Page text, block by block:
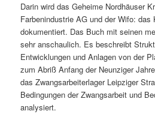
Darin wird das Geheime Nordhäuser
Farbenindustrie AG und der Wifo: das
dokumentiert. Das Buch mit seinen
sehr anschaulich. Es beschreibt
Entwicklungen und Anlagen von der
zum Abriß Anfang der Neunziger
das Zwangsarbeiterlager Leipziger
Bedingungen der Zwangsarbeit und
analysiert.